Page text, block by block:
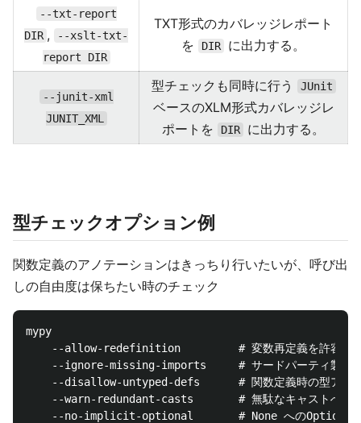
--txt-report
DIR ,
--xslt-txt-
report DIR
TXT形式のカバレッジレポート
を
DIR に出力する。
--junit-xml
JUNIT_XML
型チェックも同時に行う JUnit
ベースのXLM形式カバレッジレ
ポートを
DIR に出力する。
型チェックオプション例
関数定義のアノテーションはきっちり行いたいが、呼び出
しの自由度は保ちたい時のチェック
mypy
    --allow-redefinition         # 変数再定義を許容
--ignore-missing-imports     # サードパーティ製モジ
--disallow-untyped-defs      # 関数定義時の型アノ
--warn-redundant-casts       # 無駄なキャストへの
--no-implicit-optional       # None へのOptional